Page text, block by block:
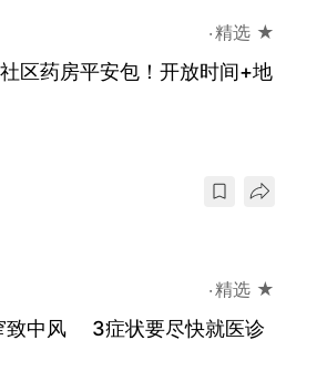
精选 ★
区药房平安包！开放时间+地
精选 ★
致中风 3症状要尽快就医诊